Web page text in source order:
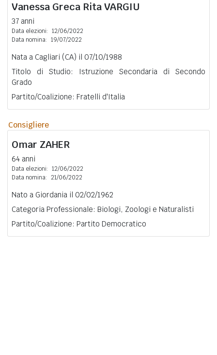
Vanessa Greca RitaVARGIU
37 anni
Data elezioni: 12/06/2022
Data nomina: 19/07/2022
Nata a Cagliari (CA) il 07/10/1988
Titolo di Studio: Istruzione Secondaria di Secondo
Grado
Partito/Coalizione: Fratelli d'Italia
Consigliere
Omar ZAHER
64 anni
Data elezioni: 12/06/2022
Data nomina: 21/06/2022
Nato a Giordania il 02/02/1962
Categoria Professionale: Biologi, Zoologi e Naturalisti
Partito/Coalizione: Partito Democratico